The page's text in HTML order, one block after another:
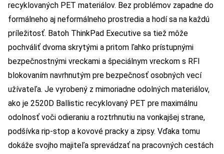
recyklovaných PET materiálov. Bez problémov zapadne do
formálneho aj neformálneho prostredia a hodí sa na každú
príležitosť. Batoh ThinkPad Executive sa tiež môže
pochváliť dvoma skrytými a pritom ľahko prístupnými
bezpečnostnými vreckami a špeciálnym vreckom s RFI
blokovaním navrhnutým pre bezpečnosť osobných vecí
užívateľa. Je vyrobený z mimoriadne odolných materiálov,
ako je 2520D Ballistic recyklovaný PET pre maximálnu
odolnosť voči odieraniu a roztrhnutiu na vonkajšej strane,
podšívka rip-stop a kovové pracky a zipsy. Vďaka tomu
dokáže svojho majiteľa sprevádzať na pracovných cestách